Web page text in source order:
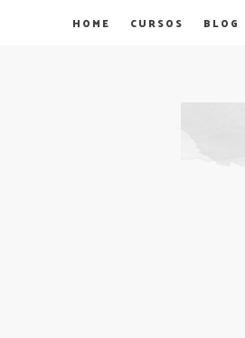
HOME CURSOS BLOG